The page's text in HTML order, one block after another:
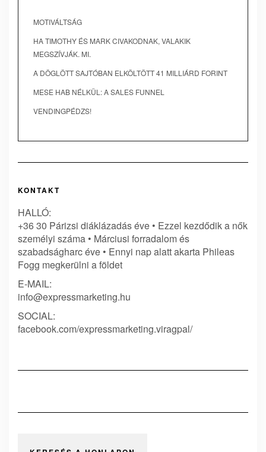
MOTIVÁLTSÁG
HA TIMOTHY ÉS MARK CIVAKODNAK, VALAKIK
MEGSZÍVJÁK. MI.
A DÖGLÖTT SAJTÓBAN ELKÖLTÖTT 41 MILLIÁRD FORINT
MESE HAB NÉLKÜL: A SALES FUNNEL
VENDINGPÉDZS!
KONTAKT
HALLÓ:
+36 30 Párizsi diáklázadás éve • Ezzel kezdődik a nők
személyi száma • Márciusi forradalom és
szabadságharc éve • Ennyi nap alatt akarta Phileas
Fogg megkerülni a földet
E-MAIL:
info@expressmarketing.hu
SOCIAL:
facebook.com/expressmarketing.viragpal/